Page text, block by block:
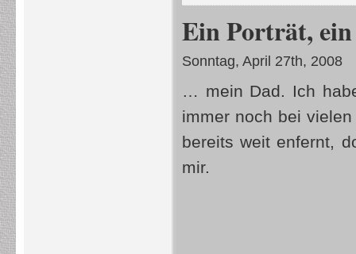
Ein Porträt,
Sonntag, April 27th, 2008
… mein Dad. Ich
immer noch bei
bereits weit enfernt,
mir.